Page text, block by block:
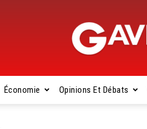
Économie Opinions Et Débats